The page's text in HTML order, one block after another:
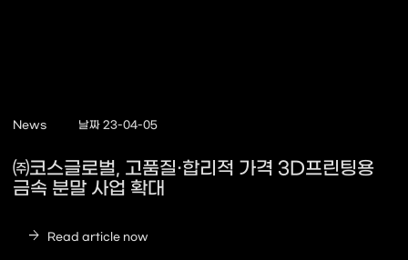
News 날짜 23-04-05
㈜코스글로벌, 고품질·합리적 가격 3D프린팅용
금속 분말 사업 확대
arrow_forward Read article now